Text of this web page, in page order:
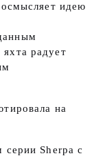
идею
радует
на
Sherpa с